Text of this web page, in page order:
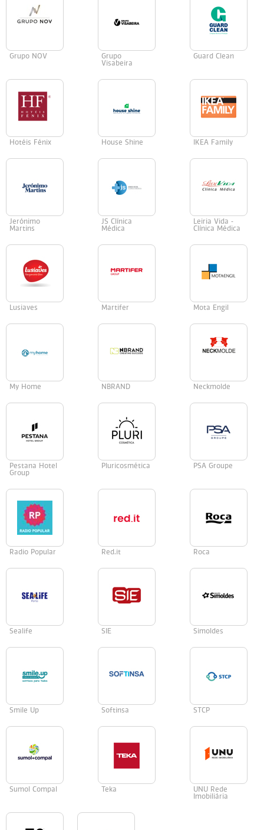
Grupo NOV
Grupo
Visabeira
Guard Clean
Hotéis Fénix House Shine IKEA Family
Jerónimo
Martins
JS Clínica
Médica
Leiria Vida -
Clínica Médica
Lusiaves Martifer Mota Engil
My Home NBRAND Neckmolde
Pestana Hotel
Group
Pluricosmética PSA Groupe
Radio Popular Red.it Roca
Sealife SIE Simoldes
Smile Up Softinsa STCP
Sumol Compal Teka
UNU Rede
Imobiliária